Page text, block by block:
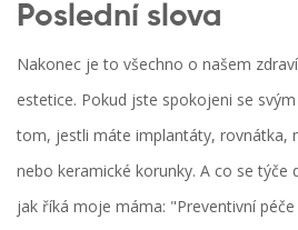
Poslední slova
Nakonec je to všechno o našem
estetice. Pokud jste spokojeni se
tom, jestli máte implantáty, rovnátka,
nebo keramické korunky. A co se týče
jak říká moje máma: "Preventivní